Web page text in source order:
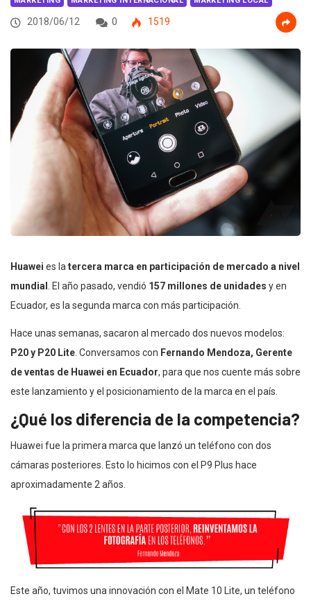
2018/06/12 0 1519
Huawei es la tercera marca en participación de mercado a nivel
mundial
. El año pasado, vendió 157 millones de unidades y en
Ecuador, es la segunda marca con más participación.
Hace unas semanas, sacaron al mercado dos nuevos modelos:
P20 y P20 Lite . Conversamos con Fernando Mendoza, Gerente
de ventas de Huawei en Ecuador, para que nos cuente más sobre
este lanzamiento y el posicionamiento de la marca en el país.
¿Qué los diferencia de la competencia?
Huawei fue la primera marca que lanzó un teléfono con dos
cámaras posteriores. Esto lo hicimos con el P9 Plus hace
aproximadamente 2 años.
Este año, tuvimos una innovación con el Mate 10 Lite, un teléfono